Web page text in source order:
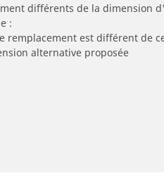
différents de la
:
remplacement est différent de
alternative proposée